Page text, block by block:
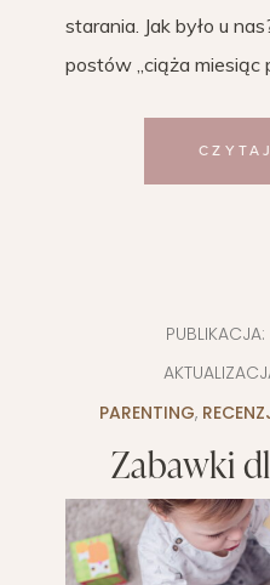
starania. Jak było u
postów „ciąża miesiąc
PUBLIKACJA:
PARENTING,
Zabawki